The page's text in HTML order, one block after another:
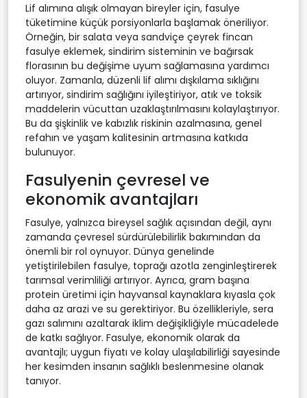
Lif alımına alışık olmayan bireyler için, fasulye
tüketimine küçük porsiyonlarla başlamak öneriliyor.
Örneğin, bir salata veya sandviçe çeyrek fincan
fasulye eklemek, sindirim sisteminin ve bağırsak
florasının bu değişime uyum sağlamasına yardımcı
oluyor. Zamanla, düzenli lif alımı dışkılama sıklığını
artırıyor, sindirim sağlığını iyileştiriyor, atık ve toksik
maddelerin vücuttan uzaklaştırılmasını kolaylaştırıyor.
Bu da şişkinlik ve kabızlık riskinin azalmasına, genel
refahın ve yaşam kalitesinin artmasına katkıda
bulunuyor.
Fasulyenin çevresel ve
ekonomik avantajları
Fasulye, yalnızca bireysel sağlık açısından değil, aynı
zamanda çevresel sürdürülebilirlik bakımından da
önemli bir rol oynuyor. Dünya genelinde
yetiştirilebilen fasulye, toprağı azotla zenginleştirerek
tarımsal verimliliği artırıyor. Ayrıca, gram başına
protein üretimi için hayvansal kaynaklara kıyasla çok
daha az arazi ve su gerektiriyor. Bu özellikleriyle, sera
gazı salımını azaltarak iklim değişikliğiyle mücadelede
de katkı sağlıyor. Fasulye, ekonomik olarak da
avantajlı; uygun fiyatı ve kolay ulaşılabilirliği sayesinde
her kesimden insanın sağlıklı beslenmesine olanak
tanıyor.